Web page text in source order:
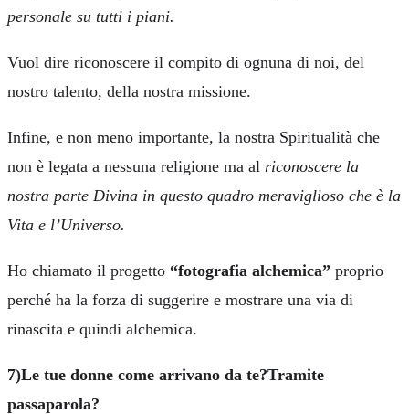
personale su tutti i piani.
Vuol dire riconoscere il compito di ognuna di noi, del
nostro talento, della nostra missione.
Infine, e non meno importante, la nostra Spiritualità che
non è legata a nessuna religione ma al riconoscere la
nostra parte Divina in questo quadro meraviglioso che è la
Vita e l’Universo.
Ho chiamato il progetto “fotografia alchemica” proprio
perché ha la forza di suggerire e mostrare una via di
rinascita e quindi alchemica.
7)Le tue donne come arrivano da te?Tramite
passaparola?